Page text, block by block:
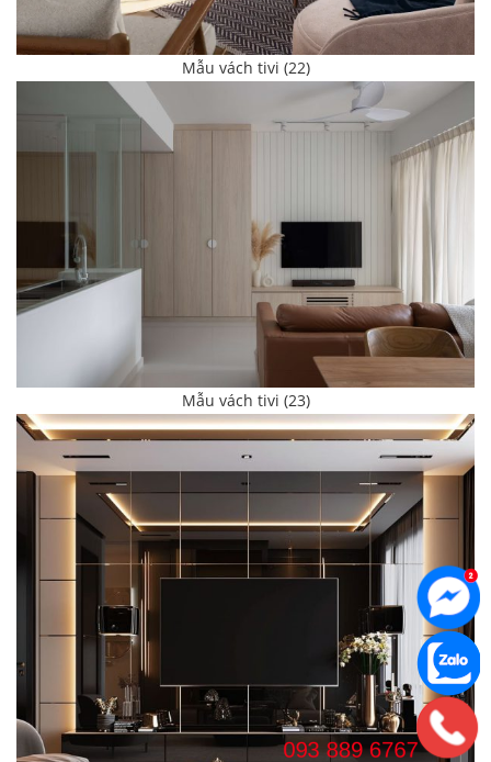
Mẫu vách tivi (22)
Mẫu vách tivi (23)